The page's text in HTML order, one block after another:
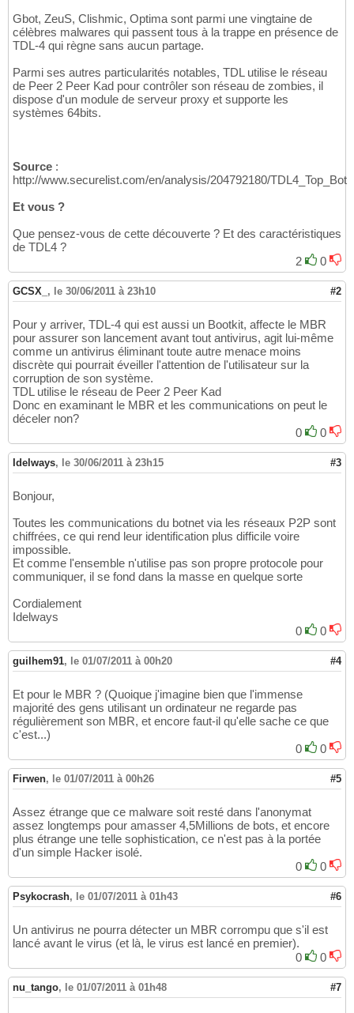
Gbot, ZeuS, Clishmic, Optima sont parmi une vingtaine de
célèbres malwares qui passent tous à la trappe en présence de
TDL-4 qui règne sans aucun partage.
Parmi ses autres particularités notables, TDL utilise le réseau
de Peer 2 Peer Kad pour contrôler son réseau de zombies, il
dispose d'un module de serveur proxy et supporte les
systèmes 64bits.
Source :
http://www.securelist.com/en/analysis/204792180/TDL4_Top_Bot
Et vous ?
Que pensez-vous de cette découverte ? Et des caractéristiques
de TDL4 ?
2
0
GCSX_ , le 30/06/2011 à 23h10 #2
Pour y arriver, TDL-4 qui est aussi un Bootkit, affecte le MBR
pour assurer son lancement avant tout antivirus, agit lui-même
comme un antivirus éliminant toute autre menace moins
discrète qui pourrait éveiller l'attention de l'utilisateur sur la
corruption de son système.
TDL utilise le réseau de Peer 2 Peer Kad
Donc en examinant le MBR et les communications on peut le
déceler non?
0
0
Idelways, le 30/06/2011 à 23h15 #3
Bonjour,
Toutes les communications du botnet via les réseaux P2P sont
chiffrées, ce qui rend leur identification plus difficile voire
impossible.
Et comme l'ensemble n'utilise pas son propre protocole pour
communiquer, il se fond dans la masse en quelque sorte
Cordialement
Idelways
0
0
guilhem91, le 01/07/2011 à 00h20 #4
Et pour le MBR ? (Quoique j'imagine bien que l'immense
majorité des gens utilisant un ordinateur ne regarde pas
régulièrement son MBR, et encore faut-il qu'elle sache ce que
c'est...)
0
0
Firwen, le 01/07/2011 à 00h26 #5
Assez étrange que ce malware soit resté dans l'anonymat
assez longtemps pour amasser 4,5Millions de bots, et encore
plus étrange une telle sophistication, ce n'est pas à la portée
d'un simple Hacker isolé.
0
0
Psykocrash, le 01/07/2011 à 01h43 #6
Un antivirus ne pourra détecter un MBR corrompu que s'il est
lancé avant le virus (et là, le virus est lancé en premier).
0
0
nu_tango, le 01/07/2011 à 01h48 #7